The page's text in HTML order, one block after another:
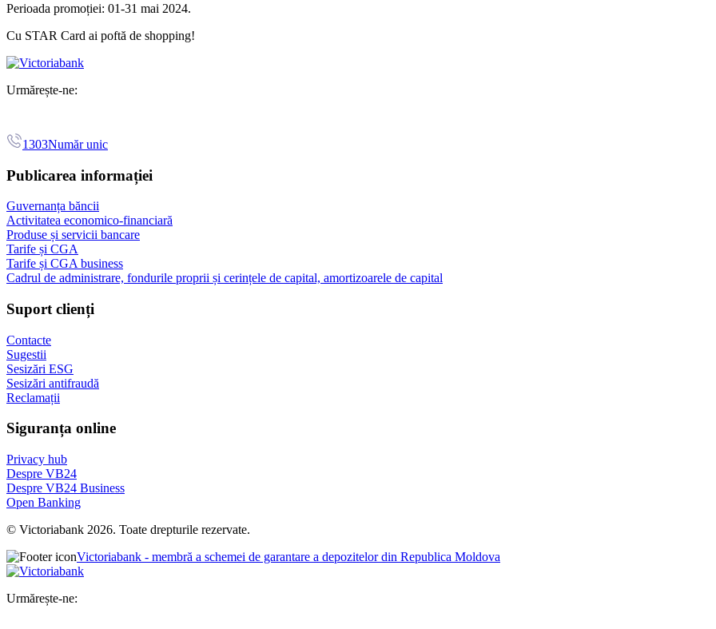
Perioada promoției: 01-31 mai 2024.
Cu STAR Card ai poftă de shopping!
Urmărește-ne:
1303Număr unic
Publicarea informației
Guvernanța băncii
Activitatea economico-financiară
Produse și servicii bancare
Tarife și CGA
Tarife și CGA business
Cadrul de administrare, fondurile proprii și cerințele de capital, amortizoarele de capital
Suport clienți
Contacte
Sugestii
Sesizări ESG
Sesizări antifraudă
Reclamații
Siguranța online
Privacy hub
Despre VB24
Despre VB24 Business
Open Banking
© Victoriabank 2026. Toate drepturile rezervate.
Victoriabank - membră a schemei de garantare a depozitelor din Republica Moldova
Urmărește-ne: